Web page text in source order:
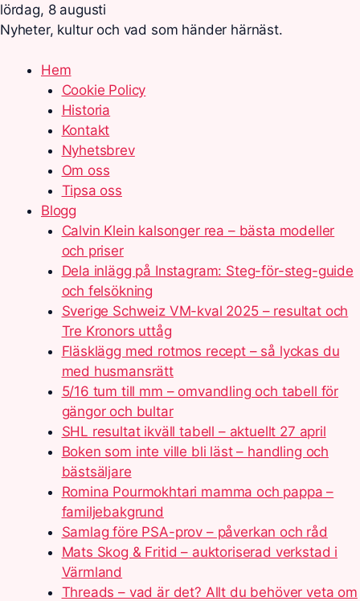
lördag, 8 augusti
Nyheter, kultur och vad som händer härnäst.
Hem
Cookie Policy
Historia
Kontakt
Nyhetsbrev
Om oss
Tipsa oss
Blogg
Calvin Klein kalsonger rea – bästa modeller
och priser
Dela inlägg på Instagram: Steg-för-steg-guide
och felsökning
Sverige Schweiz VM-kval 2025 – resultat och
Tre Kronors uttåg
Fläsklägg med rotmos recept – så lyckas du
med husmansrätt
5/16 tum till mm – omvandling och tabell för
gängor och bultar
SHL resultat ikväll tabell – aktuellt 27 april
Boken som inte ville bli läst – handling och
bästsäljare
Romina Pourmokhtari mamma och pappa –
familjebakgrund
Samlag före PSA-prov – påverkan och råd
Mats Skog & Fritid – auktoriserad verkstad i
Värmland
Threads – vad är det? Allt du behöver veta om